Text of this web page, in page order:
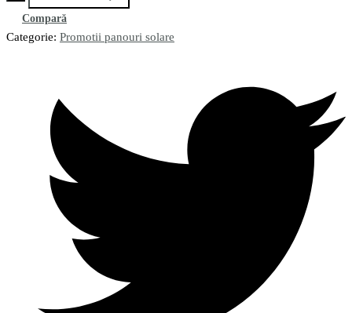
Compară
Categorie: Promotii panouri solare